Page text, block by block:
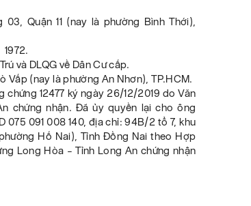
Quận 11 (nay là phường Bình Thới),
và DLQG về Dân Cư cấp.
Vấp (nay là phường An Nhơn), TP.HCM.
12477 ký ngày 26/12/2019 do Văn
chứng nhận. Đã ủy quyền lại cho ông
075 091 008 140, địa chỉ: 94B/2 tổ 7, khu
Hố Nai), Tỉnh Đồng Nai theo Hợp
Long Hòa – Tỉnh Long An chứng nhận